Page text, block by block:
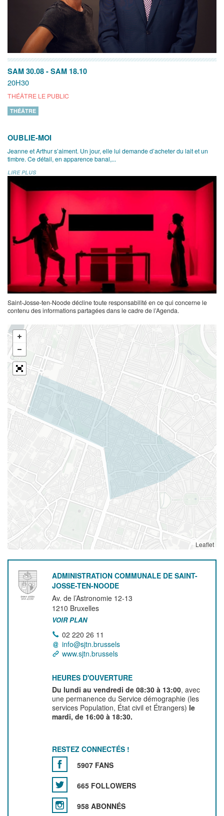
SAM 30.08 - SAM 18.10
20H30
THÉÂTRE LE PUBLIC
THÉÂTRE
OUBLIE-MOI
Jeanne et Arthur s’aiment. Un jour, elle lui demande d’acheter du lait et un
timbre. Ce détail, en apparence banal,...
LIRE PLUS
Saint-Josse-ten-Noode décline toute responsabilité en ce qui concerne le
contenu des informations partagées dans le cadre de l’Agenda.
Leaflet
ADMINISTRATION COMMUNALE DE SAINT-
JOSSE-TEN-NOODE
Av. de l’Astronomie 12-13
1210 Bruxelles
VOIR PLAN
02 220 26 11
info@sjtn.brussels
www.sjtn.brussels
HEURES D'OUVERTURE
Du lundi au vendredi de 08:30 à 13:00, avec
une permanence du Service démographie (les
services Population, État civil et Étrangers) le
mardi, de 16:00 à 18:30.
RESTEZ CONNECTÉS !
5907 FANS
665 FOLLOWERS
958 ABONNÉS